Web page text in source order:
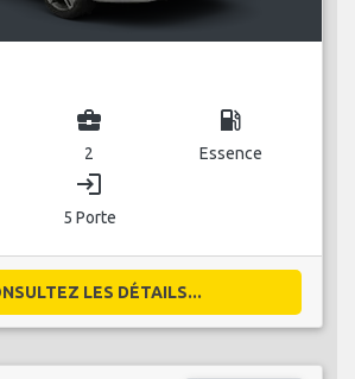
business_center
2
local_gas_station
Essence
login
5 Porte
LES DÉTAILS...